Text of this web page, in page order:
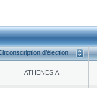
d’élection
ATHENES Α